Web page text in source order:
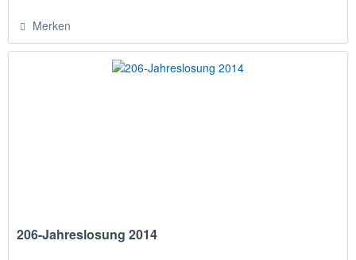
Merken
206-Jahreslosung 2014